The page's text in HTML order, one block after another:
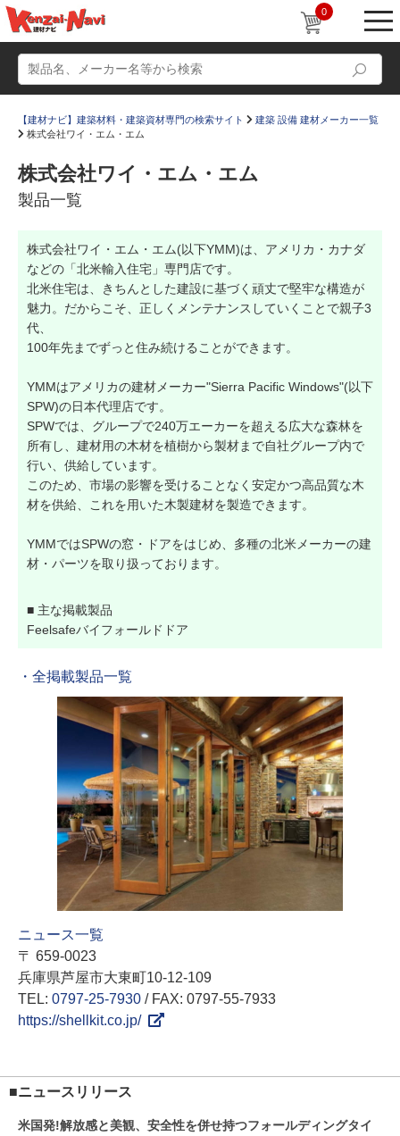
0
かたなび コラム
すまいリング 設計士インタビュー
Q＆A 販売・施工代理店募集
お気に入り
【建材ナビ】建築材料・建築資材専門の検索サイト
建築 設備 建材メーカー一覧
株式会社ワイ・エム・エム
株式会社ワイ・エム・エム
製品一覧
株式会社ワイ・エム・エム(以下YMM)は、アメリカ・カナダ
などの「北米輸入住宅」専門店です。
北米住宅は、きちんとした建設に基づく頑丈で堅牢な構造が
魅力。だからこそ、正しくメンテナンスしていくことで親子3
代、
100年先までずっと住み続けることができます。
YMMはアメリカの建材メーカー"Sierra Pacific Windows"(以下
SPW)の日本代理店です。
SPWでは、グループで240万エーカーを超える広大な森林を
所有し、建材用の木材を植樹から製材まで自社グループ内で
行い、供給しています。
このため、市場の影響を受けることなく安定かつ高品質な木
材を供給、これを用いた木製建材を製造できます。
YMMではSPWの窓・ドアをはじめ、多種の北米メーカーの建
材・パーツを取り扱っております。
■ 主な掲載製品
Feelsafeバイフォールドドア
・全掲載製品一覧
ニュース一覧
〒 659-0023
兵庫県芦屋市大東町10-12-109
TEL: 0797-25-7930 / FAX: 0797-55-7933
https://shellkit.co.jp/
■ニュースリリース
米国発!解放感と美観、安全性を併せ持つフォールディングタイ